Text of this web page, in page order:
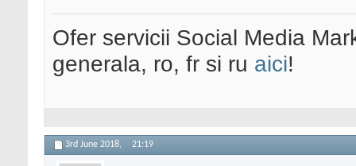
Ofer servicii Social Media
generala, ro, fr si ru aici!
3rd June 2018, 21:19